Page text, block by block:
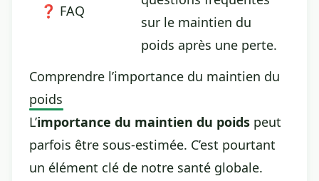
❓ FAQ
sur le maintien du
poids après une perte.
Comprendre l’importance du maintien du
poids
L’importance du maintien du poids peut
parfois être sous-estimée. C’est pourtant
un élément clé de notre santé globale.